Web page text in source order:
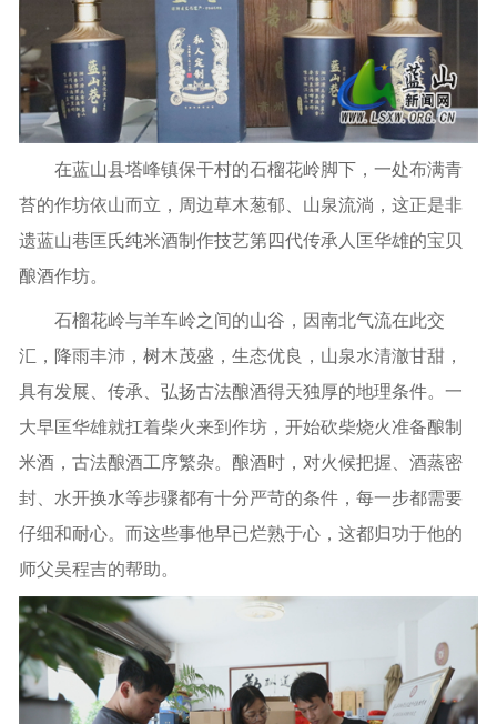
在蓝山县塔峰镇保干村的石榴花岭脚下，一处布满青
苔的作坊依山而立，周边草木葱郁、山泉流淌，这正是非
遗蓝山巷匡氏纯米酒制作技艺第四代传承人匡华雄的宝贝
酿酒作坊。
石榴花岭与羊车岭之间的山谷，因南北气流在此交
汇，降雨丰沛，树木茂盛，生态优良，山泉水清澈甘甜，
具有发展、传承、弘扬古法酿酒得天独厚的地理条件。一
大早匡华雄就扛着柴火来到作坊，开始砍柴烧火准备酿制
米酒，古法酿酒工序繁杂。酿酒时，对火候把握、酒蒸密
封、水开换水等步骤都有十分严苛的条件，每一步都需要
仔细和耐心。而这些事他早已烂熟于心，这都归功于他的
师父吴程吉的帮助。